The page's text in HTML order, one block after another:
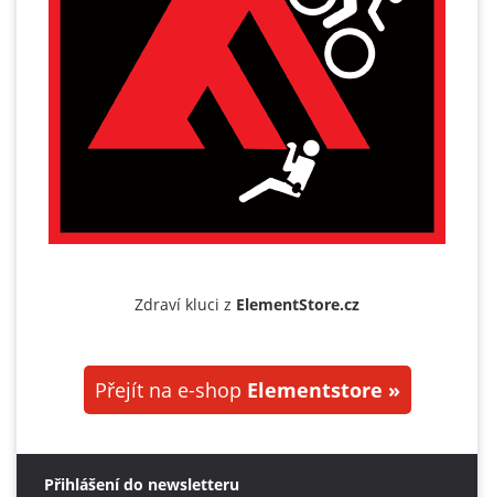
Zdraví kluci z ElementStore.cz
Přejít na e-shop Elementstore »
Přihlášení do newsletteru